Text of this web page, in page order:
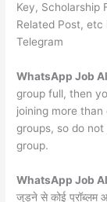
Key, Scholarship
Related Post,
Telegram
WhatsApp Job
group full, then
joining more
groups, so do
group.
WhatsApp Job
जुड़ने से कोई प्रॉब्लम